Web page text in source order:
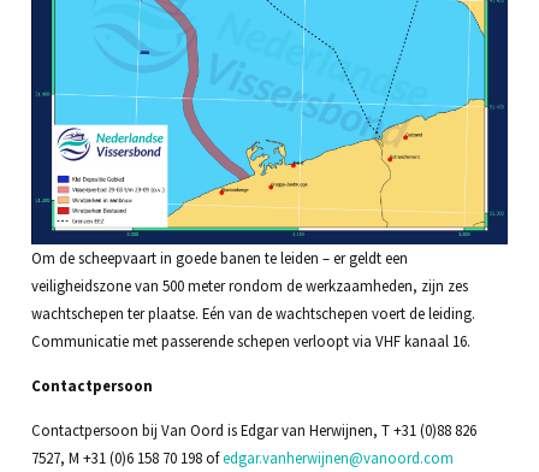
Om de scheepvaart in goede banen te leiden – er geldt een
veiligheidszone van 500 meter rondom de werkzaamheden, zijn zes
wachtschepen ter plaatse. Eén van de wachtschepen voert de leiding.
Communicatie met passerende schepen verloopt via VHF kanaal 16.
Contactpersoon
Contactpersoon bij Van Oord is Edgar van Herwijnen, T +31 (0)88 826
7527, M +31 (0)6 158 70 198 ofedgar.vanherwijnen@vanoord.com